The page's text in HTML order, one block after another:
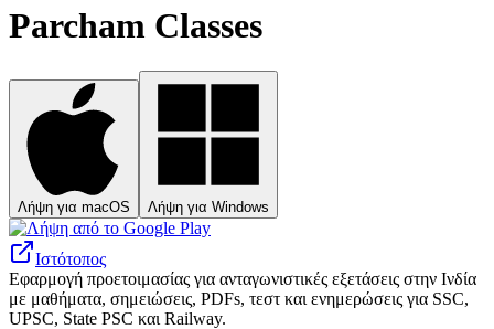
Parcham Classes
Λήψη για macOS Λήψη για Windows
Ιστότοπος
Εφαρμογή προετοιμασίας για ανταγωνιστικές εξετάσεις στην Ινδία
με μαθήματα, σημειώσεις, PDFs, τεστ και ενημερώσεις για SSC,
UPSC, State PSC και Railway.